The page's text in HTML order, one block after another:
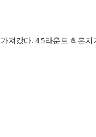
져갔다. 4,5라운드 최은